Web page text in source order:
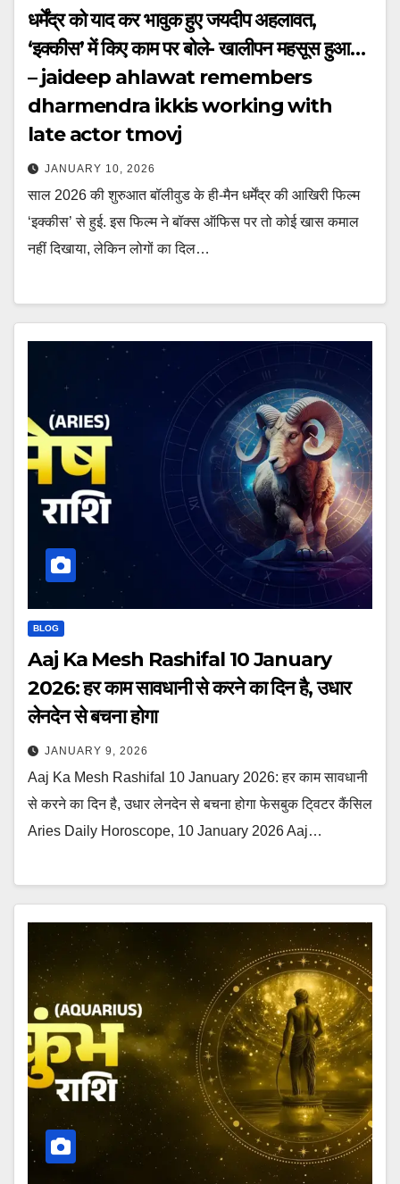
धर्मेंद्र को याद कर भावुक हुए जयदीप अहलावत,
‘इक्कीस’ में किए काम पर बोले- खालीपन महसूस हुआ…
– jaideep ahlawat remembers
dharmendra ikkis working with
late actor tmovj
JANUARY 10, 2026
साल 2026 की शुरुआत बॉलीवुड के ही-मैन धर्मेंद्र की आखिरी फिल्म
‘इक्कीस’ से हुई. इस फिल्म ने बॉक्स ऑफिस पर तो कोई खास कमाल
नहीं दिखाया, लेकिन लोगों का दिल…
BLOG
Aaj Ka Mesh Rashifal 10 January
2026: हर काम सावधानी से करने का दिन है, उधार
लेनदेन से बचना होगा
JANUARY 9, 2026
Aaj Ka Mesh Rashifal 10 January 2026: हर काम सावधानी
से करने का दिन है, उधार लेनदेन से बचना होगा फेसबुक टि्वटर कैंसिल
Aries Daily Horoscope, 10 January 2026 Aaj…